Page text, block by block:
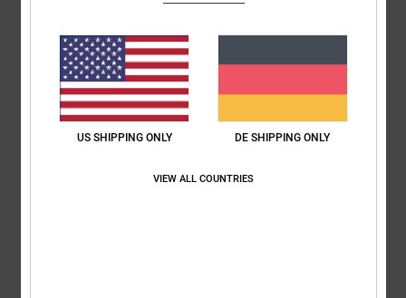
basierend auf2 verifizierten Bewertungenseit Januar 2026
100% unserer Kunden empfehlen dieses Produkt
Komfort
5.0
US SHIPPING ONLY DE SHIPPING ONLY
VIEW ALL COUNTRIES